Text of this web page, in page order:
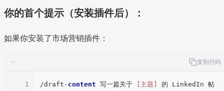
你的首个提示（安装插件后）：
如果你安装了市场营销插件：
复制代码
1 /draft- content 写一篇关于 [主题]
的 LinkedIn 帖